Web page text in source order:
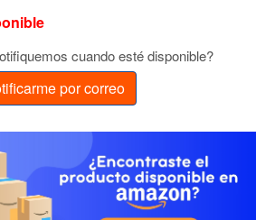
cuando esté disponible?
por correo